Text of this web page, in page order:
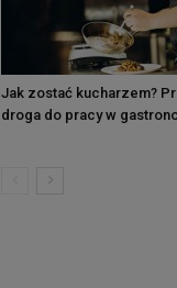
Jak zostać kucharzem?
droga do pracy w